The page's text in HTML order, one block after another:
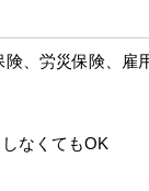
、労災保険、雇
なくてもOK